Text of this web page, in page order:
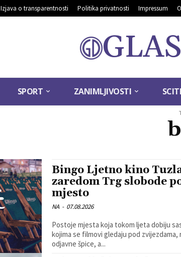
Izjava o transparentnosti Politika privatnosti Impressum
SPORT ZANIMLJIVOSTI
Bingo Ljetno kino
zaredom Trg slobode
mjesto
NA - 07.08.2026
Postoje mjesta koja tokom ljeta dobiju
kojima se filmovi gledaju pod
odjavne špice, a...